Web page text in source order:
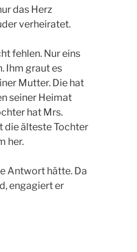
das Herz
verheiratet.
fehlen. Nur eins
Ihm graut es
Mutter. Die hat
seiner Heimat
hat Mrs.
die älteste Tochter
her.
Antwort hätte. Da
engagiert er